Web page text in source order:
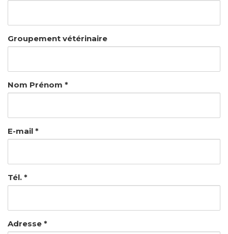
Groupement vétérinaire
Nom Prénom *
E-mail *
Tél. *
Adresse *